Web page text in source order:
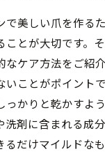
で美しい爪を作る
ことが大切です。
なケア方法をご紹
いことがポイント
っかりと乾かすよ
洗剤に含まれる成
るだけマイルドな